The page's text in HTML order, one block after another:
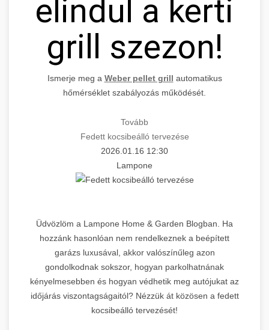
elindul a kerti
grill szezon!
Ismerje meg a Weber pellet grill automatikus
hőmérséklet szabályozás működését.
Tovább
Fedett kocsibeálló tervezése
2026.01.16 12:30
Lampone
Üdvözlöm a Lampone Home & Garden Blogban. Ha
hozzánk hasonlóan nem rendelkeznek a beépített
garázs luxusával, akkor valószínűleg azon
gondolkodnak sokszor, hogyan parkolhatnának
kényelmesebben és hogyan védhetik meg autójukat az
időjárás viszontagságaitól? Nézzük át közösen a fedett
kocsibeálló tervezését!